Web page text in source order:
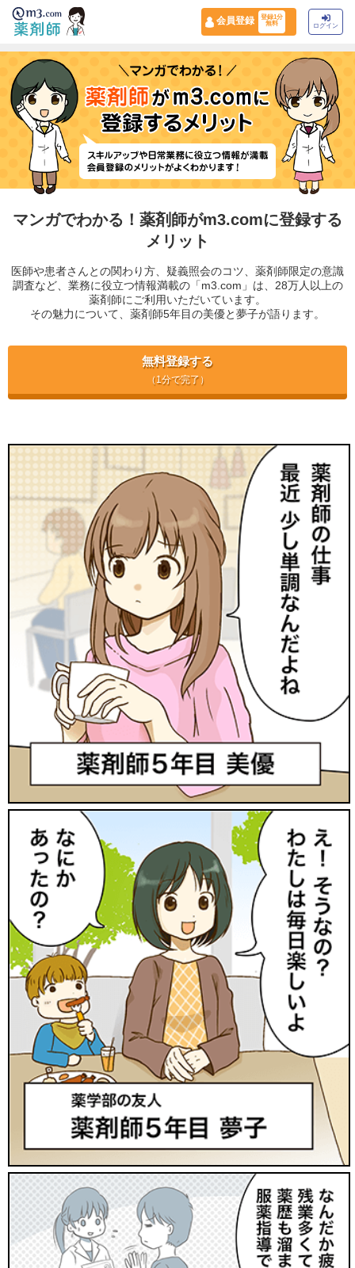
会員登録
登録1分
無料
ログイン
マンガでわかる！薬剤師がm3.comに登録する
メリット
医師や患者さんとの関わり方、疑義照会のコツ、薬剤師限定の意識
調査など、 業務に役立つ情報満載の「m3.com」は、28万人以上の
薬剤師にご利用いただいています。
その魅力について、薬剤師5年目の美優と夢子が語ります。
無料登録する
（1分で完了）